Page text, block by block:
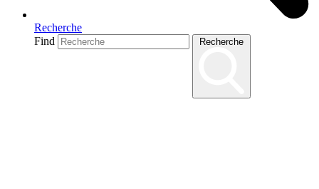
Recherche
Find
Recherche